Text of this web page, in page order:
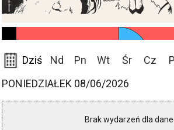
Dziś Nd Pn Wt Śr Cz
PONIEDZIAŁEK 08/06/2026
Brak wydarzeń dla